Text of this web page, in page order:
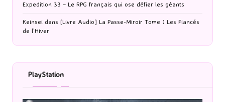
Expedition 33 – Le RPG français qui ose défier les géants
Keinsei dans [Livre Audio] La Passe-Miroir Tome 1 Les Fiancés
de l’Hiver
PlayStation